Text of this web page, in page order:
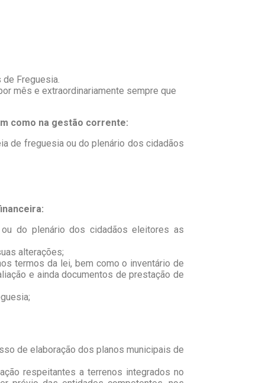
Freguesia.
mês e extraordinariamente sempre que
como na gestão corrente:
de freguesia ou do plenário dos cidadãos
do plenário dos cidadãos eleitores as
alterações;
termos da lei, bem como o inventário de
e ainda documentos de prestação de
de elaboração dos planos municipais de
respeitantes a terrenos integrados no